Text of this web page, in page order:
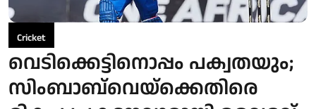
Cricket
വെടിക്കെട്ടിനൊപ്പം പക്വതയും;
സിംബാബ്‌വെയ്ക്കെതിരെ